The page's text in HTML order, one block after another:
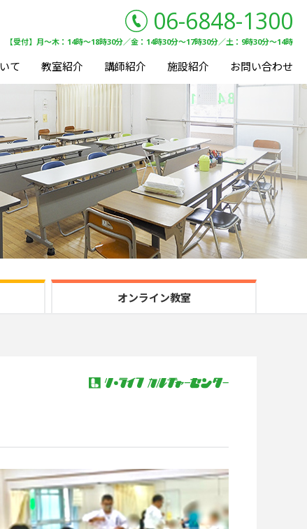
06-6848-1300
【受付】月〜木：14時〜18時30分／金：14時30分〜17時30分／土：9時30分〜14時
て 教室紹介 講師紹介 施設紹介 お問い合わせ
オンライン教室